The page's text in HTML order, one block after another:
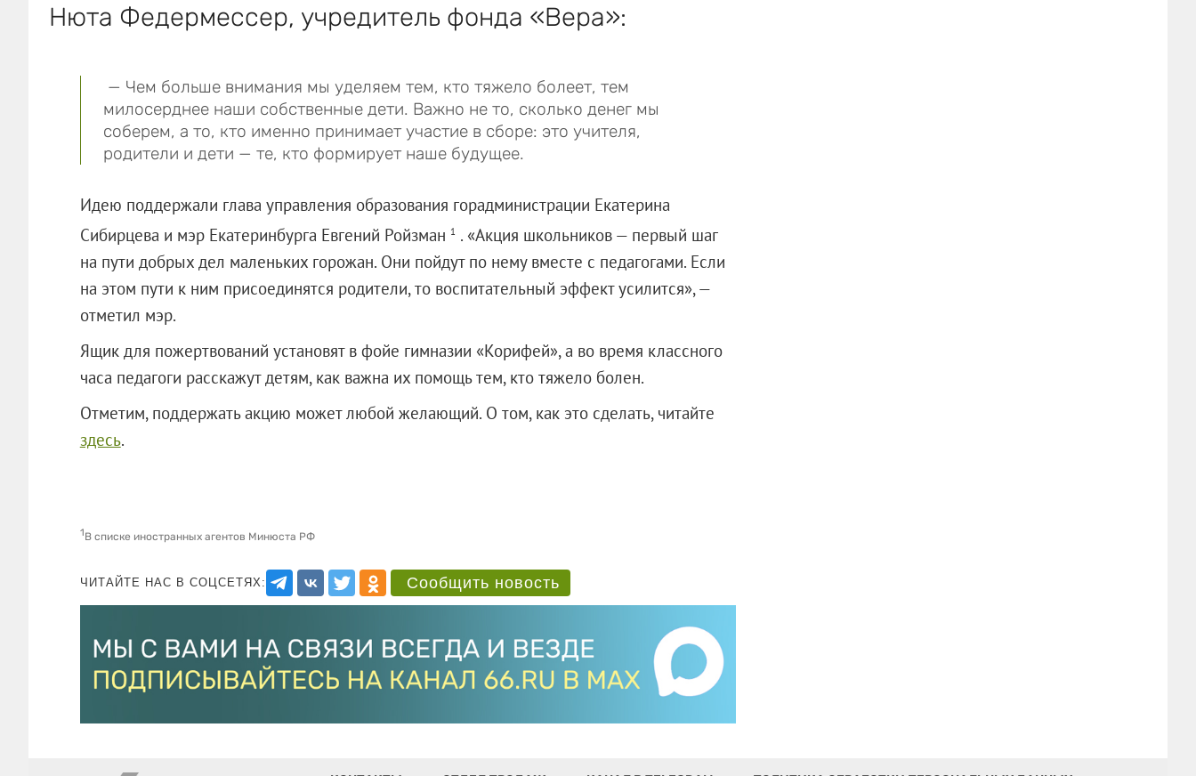
Нюта Федермессер, учредитель фонда «Вера»:
— Чем больше внимания мы уделяем тем, кто тяжело болеет, тем
милосерднее наши собственные дети. Важно не то, сколько денег мы
соберем, а то, кто именно принимает участие в сборе: это учителя,
родители и дети — те, кто формирует наше будущее.
Идею поддержали глава управления образования горадминистрации Екатерина
Сибирцева и мэр Екатеринбурга Евгений Ройзман 1 . «Акция школьников — первый шаг
на пути добрых дел маленьких горожан. Они пойдут по нему вместе с педагогами. Если
на этом пути к ним присоединятся родители, то воспитательный эффект усилится», —
отметил мэр.
Ящик для пожертвований установят в фойе гимназии «Корифей», а во время классного
часа педагоги расскажут детям, как важна их помощь тем, кто тяжело болен.
Отметим, поддержать акцию может любой желающий. О том, как это сделать, читайте
здесь.
1В списке иностранных агентов Минюста РФ
ЧИТАЙТЕ НАС В СОЦСЕТЯХ: Сообщить новость